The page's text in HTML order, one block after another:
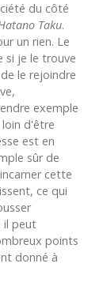
du côté
Taku.
un rien. Le
si je le trouve
le rejoindre
exemple
d'être
est en
sûr de
cette
ce qui
il peut
points
donné à